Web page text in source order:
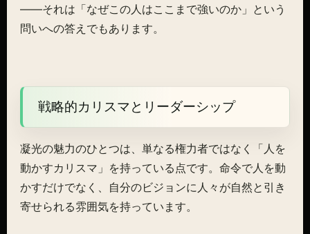
——それは「なぜこの人はここまで強いのか」という
問いへの答えでもあります。
戦略的カリスマとリーダーシップ
凝光の魅力のひとつは、単なる権力者ではなく「人を
動かすカリスマ」を持っている点です。命令で人を動
かすだけでなく、自分のビジョンに人々が自然と引き
寄せられる雰囲気を持っています。